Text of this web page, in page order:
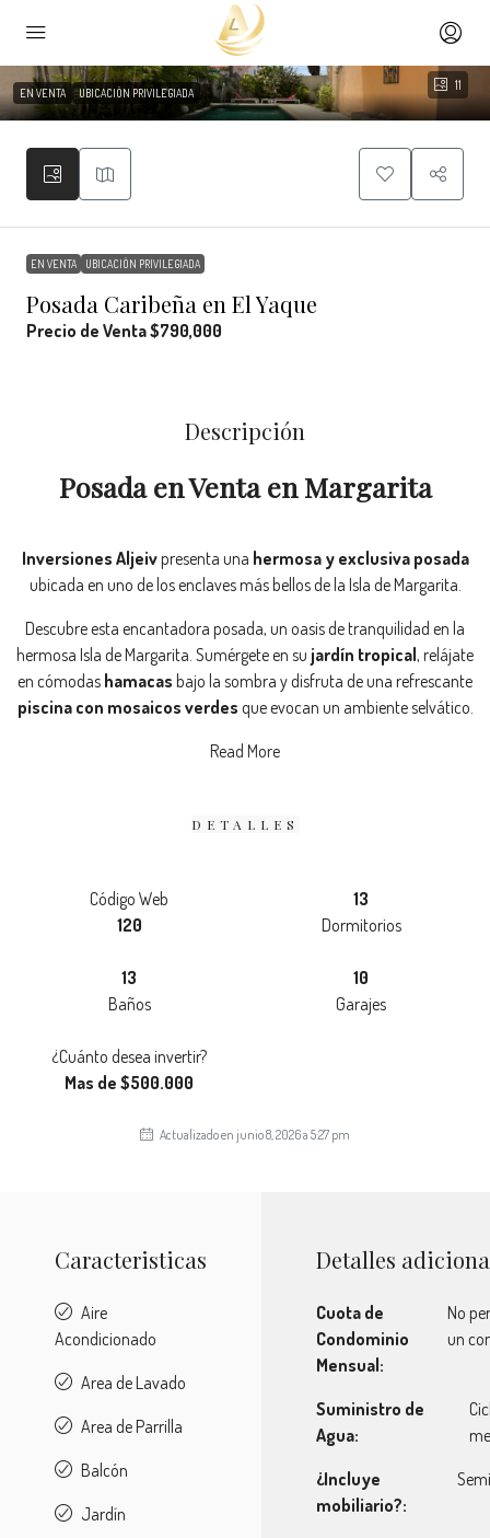
11
EN VENTA UBICACIÓN PRIVILEGIADA
EN VENTA UBICACIÓN PRIVILEGIADA
Posada Caribeña en El Yaque
Precio de Venta$790,000
Descripción
Posada en Venta en Margarita
Inversiones Aljeivpresenta una hermosa y exclusiva posada
ubicada en uno de los enclaves más bellos de la Isla de Margarita.
Descubre esta encantadora posada, un oasis de tranquilidad en la
hermosa Isla de Margarita. Sumérgete en su jardín tropical, relájate
en cómodas hamacas bajo la sombra y disfruta de una refrescante
piscina con mosaicos verdes que evocan un ambiente selvático.
Read More
DETALLES
Código Web
120
13
Dormitorios
13
Baños
10
Garajes
¿Cuánto desea invertir?
Mas de $500.000
Actualizado en junio 8, 2026 a 5:27 pm
Caracteristicas
Aire
Acondicionado
Area de Lavado
Area de Parrilla
Balcón
Jardín
Detalles
Cuota de
Condominio
Mensual:
No
un
Suministro de
Agua:
¿Incluye
mobiliario?: